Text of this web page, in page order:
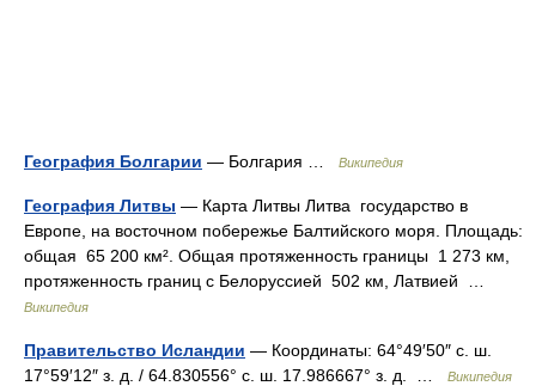
География Болгарии — Болгария … Википедия
География Литвы — Карта Литвы Литва государство в
Европе, на восточном побережье Балтийского моря. Площадь:
общая 65 200 км². Общая протяженность границы 1 273 км,
протяженность границ с Белоруссией 502 км, Латвией …
Википедия
Правительство Исландии — Координаты: 64°49′50″ с. ш.
17°59′12″ з. д. / 64.830556° с. ш. 17.986667° з. д. …
Википедия